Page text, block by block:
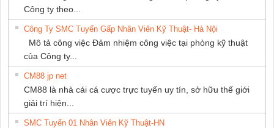
Công ty theo...
Công Ty SMC Tuyển Gấp Nhân Viên Kỹ Thuật- Hà Nội
Mô tả công việc Đảm nhiệm công việc tại phòng kỹ thuật
của Công ty...
CM88 jp net
CM88 là nhà cái cá cược trực tuyến uy tín, sở hữu thế giới
giải trí hiện...
SMC Tuyển 01 Nhân Viên Kỹ Thuật-HN